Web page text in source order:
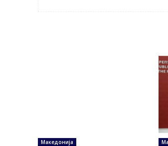
Македонија